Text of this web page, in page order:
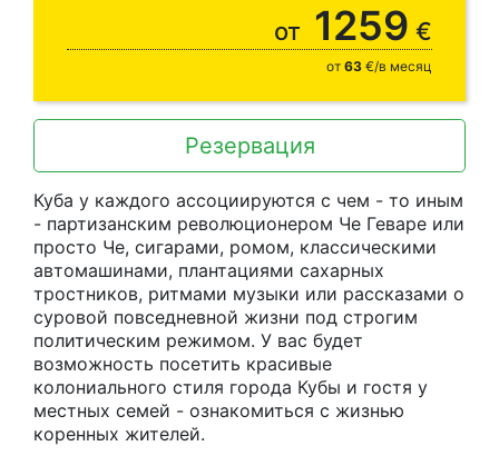
от 1259 €
от 63 €/в месяц
Резервация
Куба у каждого ассоциируются с чем - то иным
- партизанским революционером Че Геваре или
просто Че, сигарами, ромом, классическими
автомашинами, плантациями сахарных
тростников, ритмами музыки или рассказами о
суровой повседневной жизни под строгим
политическим режимом. У вас будет
возможность посетить красивые
колониального стиля города Кубы и гостя у
местных семей - ознакомиться с жизнью
коренных жителей.